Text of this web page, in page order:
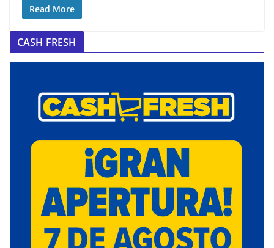
Read More
CASH FRESH